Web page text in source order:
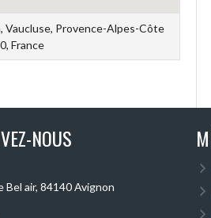
Vaucluse, Provence-Alpes-Côte
France
NOUS
Bel air, 84140 Avignon